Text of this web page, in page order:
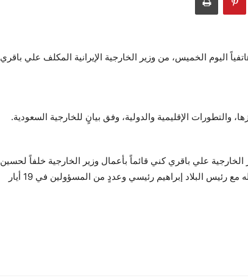
اليوم الخميس، من وزير الخارجية الإيرانية المكلف علي باقري
والتطورات الإقليمية والدولية، وفق بيانٍ للخارجية السعودية.
علي باقري كني قائماً بأعمال وزير الخارجية خلفاً لحسين
أمير عبد اللهيان الذي قضى جراء تحطّم طائرة كانت تقله مع رئيس البلاد إبراهيم رئيسي وعددٍ من المسؤولين في 19 أيار